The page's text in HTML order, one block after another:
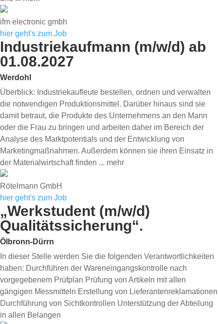
ifm electronic gmbh
hier geht's zum Job
Industriekaufmann (m/w/d) ab
01.08.2027
Werdohl
Überblick: Industriekaufleute bestellen, ordnen und verwalten
die notwendigen Produktionsmittel. Darüber hinaus sind sie
damit betraut, die Produkte des Unternehmens an den Mann
oder die Frau zu bringen und arbeiten daher im Bereich der
Analyse des Marktpotentials und der Entwicklung von
Marketingmaßnahmen. Außerdem können sie ihren Einsatz in
der Materialwirtschaft finden ... mehr
Rötelmann GmbH
hier geht's zum Job
„Werkstudent (m/w/d)
Qualitätssicherung“.
Ölbronn-Dürrn
In dieser Stelle werden Sie die folgenden Verantwortlichkeiten
haben: Durchführen der Wareneingangskontrolle nach
vorgegebenem Prüfplan Prüfung von Artikeln mit allen
gängigen Messmitteln Erstellung von Lieferantenreklamationen
Durchführung von Sichtkontrollen Unterstützung der Abteilung
in allen Belangen